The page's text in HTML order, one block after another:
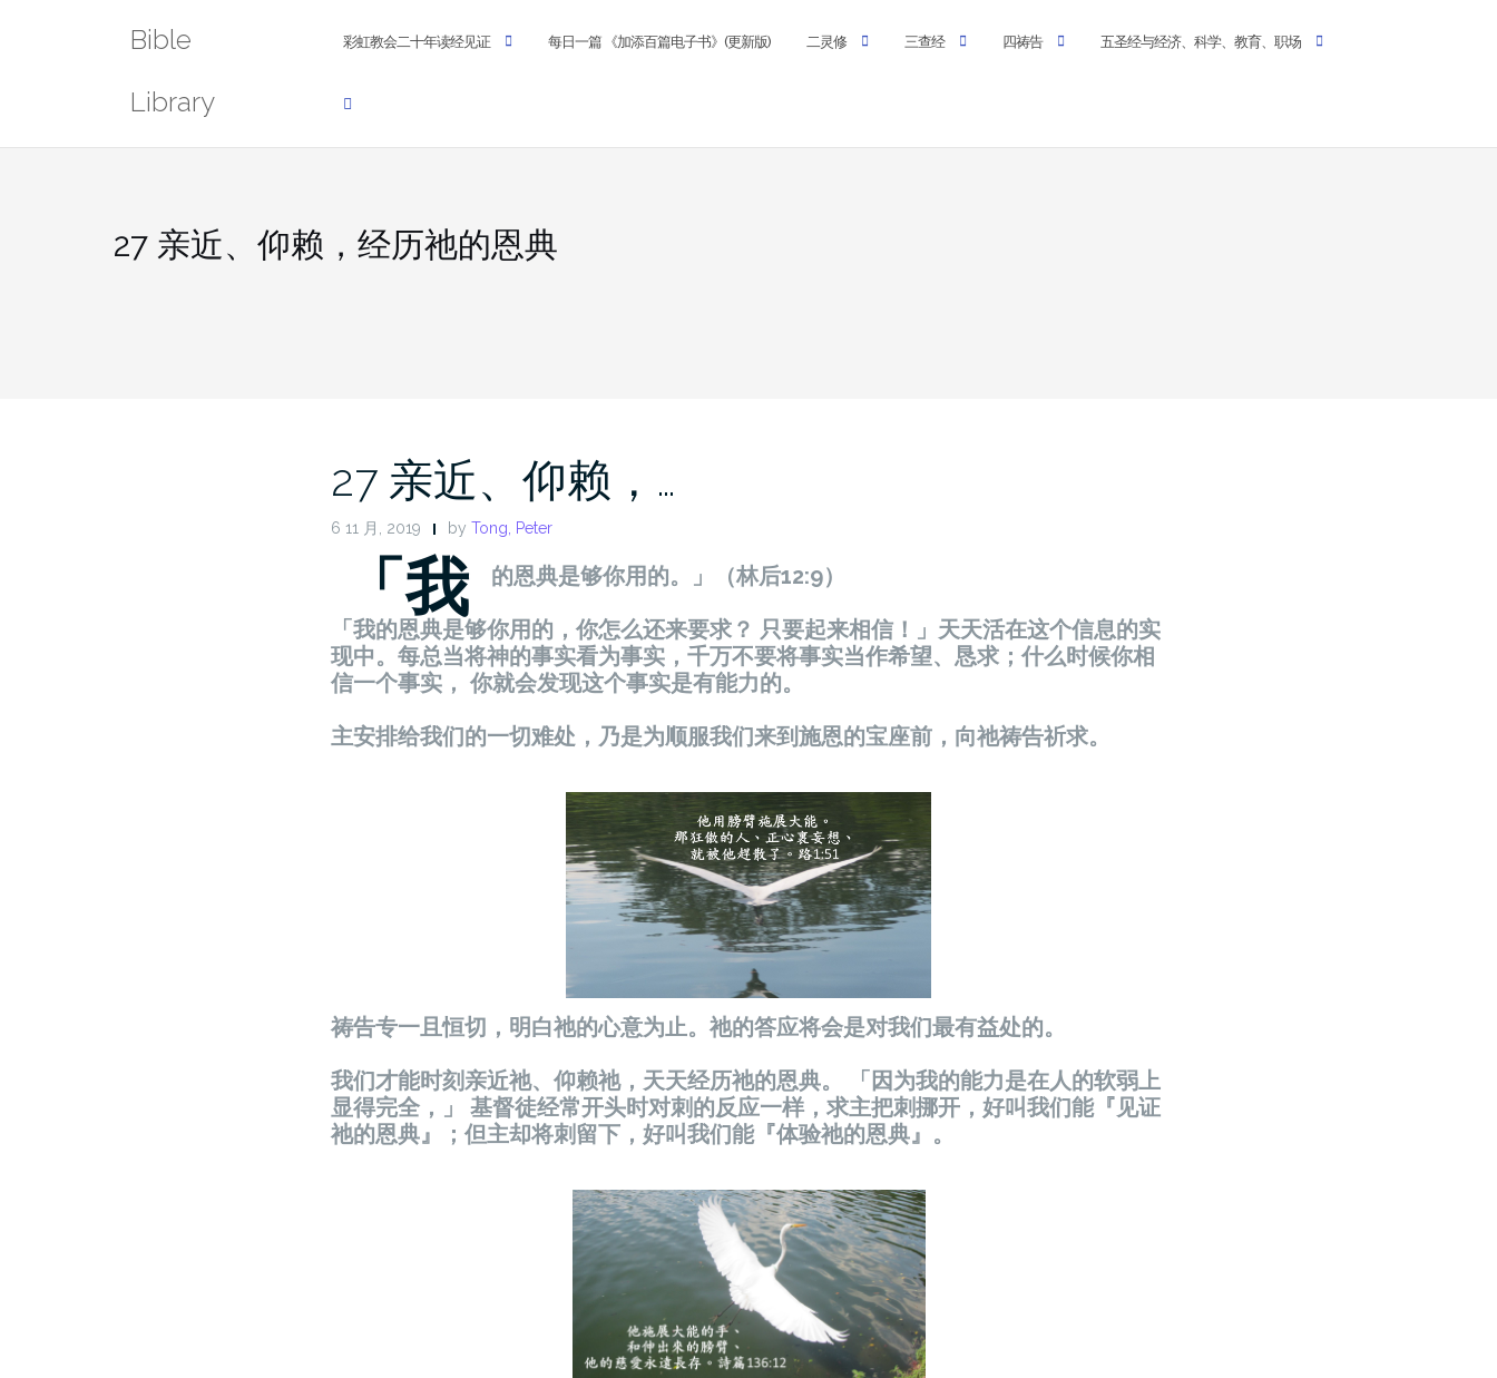
Bible
Library
彩虹教会二十年读经见证 每日一篇 《加添百篇电子书》(更新版) 二灵修 三查经 四祷告 五圣经与经济、科学、教育、职场
27 亲近、仰赖，经历祂的恩典
27 亲近、仰赖，…
6 11 月, 2019 by Tong, Peter
「我
的恩典是够你用的。」（林后12:9）
「我的恩典是够你用的，你怎么还来要求？ 只要起来相信！」天天活在这个信息的实
现中。每总当将神的事实看为事实，千万不要将事实当作希望、恳求；什么时候你相
信一个事实， 你就会发现这个事实是有能力的。
主安排给我们的一切难处，乃是为顺服我们来到施恩的宝座前，向祂祷告祈求。
祷告专一且恒切，明白祂的心意为止。祂的答应将会是对我们最有益处的。
我们才能时刻亲近祂、仰赖祂，天天经历祂的恩典。 「因为我的能力是在人的软弱上
显得完全，」 基督徒经常开头时对刺的反应一样，求主把刺挪开，好叫我们能『见证
祂的恩典』；但主却将刺留下，好叫我们能『体验祂的恩典』。